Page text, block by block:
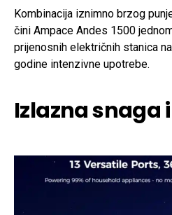
Kombinacija iznimno brzog
čini Ampace Andes 1500
prijenosnih električnih stanica
godine intenzivne upotrebe.
Izlazna snaga